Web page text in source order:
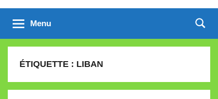
Menu
ÉTIQUETTE : LIBAN